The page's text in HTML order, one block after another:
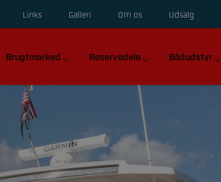
Links Galleri Om os Udsalg
Brugtmarked Reservedele Bådudstyr